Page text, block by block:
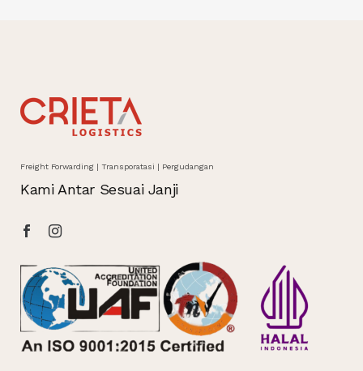
Freight Forwarding | Transporatasi | Pergudangan
Kami Antar Sesuai Janji